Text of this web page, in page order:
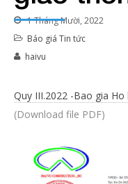
1 Tháng Mười, 2022
Báo giá Tin tức
haivu
Quy III.2022 -Bao gia
(Download file PDF)